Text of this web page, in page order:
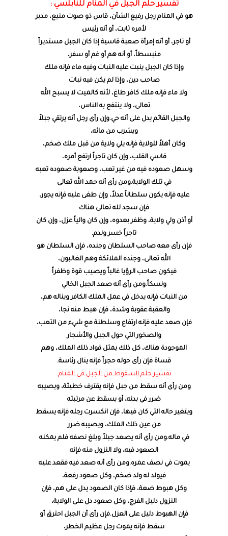
تفسير حلم الجبل في المنام للنابلسي :
هو في المنام رجل رفيع الشأن، قاس ذو صوت منيع، مدبر
لأمره ثابت، أو أنه رئيس
أو تاجر، أو أنه إمرأة صعبة قاسية إذا كان الجبل مستديراً
منبسطاً، أو أنه هم أو غم أو سفر،
وإذا كان الجبل ينبت عليه النبات وفيه ماء فإنه ملك
صاحب دين، وإذا لم يكن فيه نبات
ولا ماء فإنه ملك كافر طاغ، لأنه كالميت لا يسبح الله
تعالى، ولا ينتفع به الناس،
والجبل القائم يدل على أنه حي.وإن رأى رجل أنه يرتقي جبلاً
ويشرب من مائه،
وكان أهلاً للولاية فإنه يلي ولاية من قبل ملك ضخم،
قاسي القلب، وإن كان تاجراً ارتفع أمره،
وسهل صعوده فيه من غير تعب، وصعوبة صعوده تعبه
في تلك الولاية.ومن رأى أنه حمد الله تعالى
عليه فإنه يكون سلطاناً عدلاً، وإن طغى عليه فإنه يجور،
فإن سجد لله تعالى هناك
أو أذن ولي ولاية، وظفر بعدوه، وإن كان والياً عزل، وإن كان
تاجراً خسر وندم.
فإن رأى معه صاحب السلطان وجنده، فإن السلطان هو
الله تعالى، وجنده الملائكة وهم الغالبون،
فيكون صاحب الرؤيا غالباً ويصيب قوة وظفراً
ونسكاً.ومن رأى أنه صعد الجبل الخالي
من النبات فإنه يدخل في عمل الملك الكافر ويناله هم،
والعقبة عقوبة وشدة، فإن هبط منه نجا،
فإن صعد عليه فإنه ارتفاع وسلطنة مع شيء من التعب،
والصخور التي حول الجبل والأشجار
الموجودة هناك، كل ذلك يمثل قواد ذلك الملك، وهم
قساة فإن رأى حوله حجراً فإنه ينال رئاسة.
تفسير حلم السقوط من الجبل فى المنام
ومن رأى أنه سقط من جبل فإنه يقترف خطيئة، ويصيبه
ضرر في بدنه، أو يسقط عن مرتبته
ويتغير حاله التي كان فيها، فإن انكسرت رجله فإنه يسقط
من عين ذلك الملك، ويصيبه ضرر
في ماله.ومن رأى أنه يصعد جبلاً وبلغ نصفه فلم يمكنه
الصعود فيه، ولا النزول منه فإنه
يموت في نصف عمره.ومن رأى أنه صعد فيه فقعد عليه
فيولد له ولد ضخم، وكل صعود رفعة،
وكل هبوط ضعة، فإذا كان الصعود يدل على هم، فإن
النزول دليل الفرج، وكل صعود دل على الولاية،
فإن الهبوط دليل على العزل.فإن رأى أن الجبل احترق أو
سقط فإنه يموت رجل عظيم الخطر،